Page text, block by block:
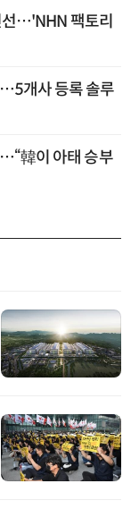
선…'NHN 팩토리
개사 등록 솔루
韓이 아태 승부